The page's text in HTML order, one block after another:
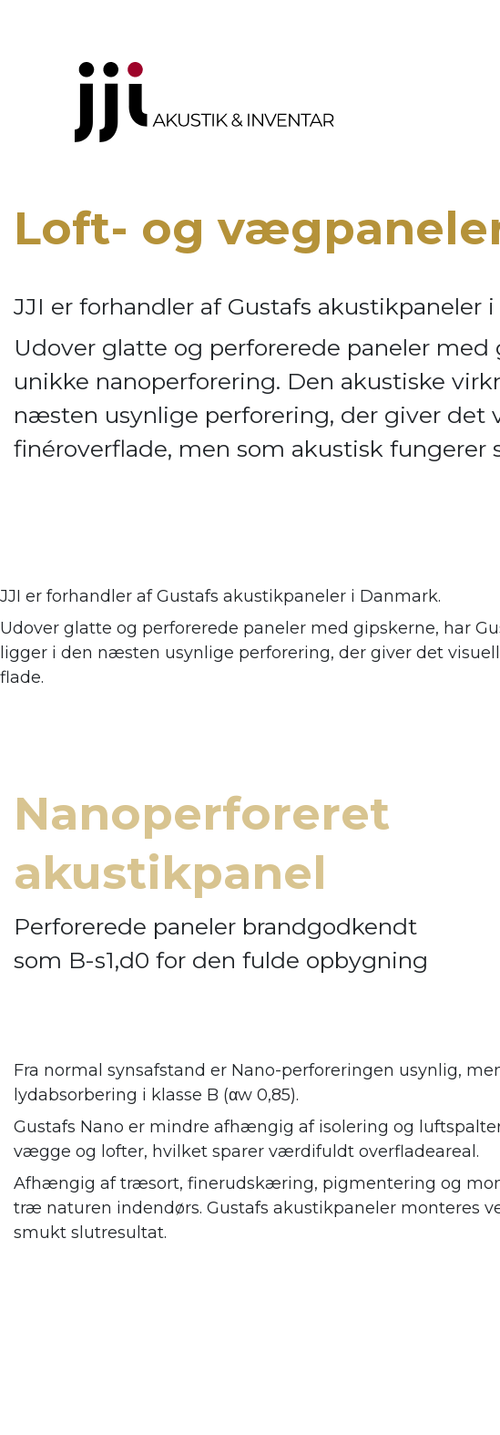
Loft- og
JJI er forhandler af Gustafs akustikpaneler
Udover glatte og perforerede paneler
unikke nanoperforering. Den akustiske
næsten usynlige perforering, der giver det
finéroverflade, men som akustisk fungerer
JJI er forhandler afGustafs akustikpaneler i Danmark.
Udover glatte og perforerede paneler med gipskerne, har
ligger i den næsten usynlige perforering, der giver det
flade.
Nanoperforeret
akustikpanel
Perforerede paneler brandgodkendt
som B-s1,d0 for den fulde opbygning
Fra normal synsafstand er Nano-perforeringen usynlig,
lydabsorbering i klasse B (αw 0,85).
Gustafs Nano er mindre afhængig af isolering og
vægge og lofter, hvilket sparer værdifuldt overfladeareal.
Afhængig af træsort, finerudskæring, pigmentering og
træ naturen indendørs. Gustafs akustikpaneler monteres
smukt slutresultat.